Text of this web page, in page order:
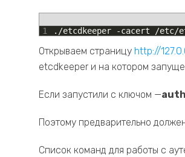
1
. /etcdkeeper -cacert /etc/
Открываем страницу http://
etcdkeeper и на котором
Если запустили с ключом —auth
Поэтому предварительно
Список команд для работы с